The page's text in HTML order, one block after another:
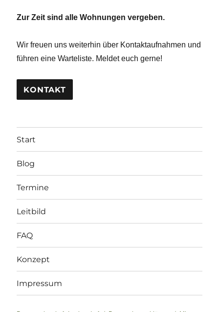
Zur Zeit sind alle Wohnungen vergeben.
Wir freuen uns weiterhin über Kontaktaufnahmen und
führen eine Warteliste. Meldet euch gerne!
KONTAKT
Start
Blog
Termine
Leitbild
FAQ
Konzept
Impressum